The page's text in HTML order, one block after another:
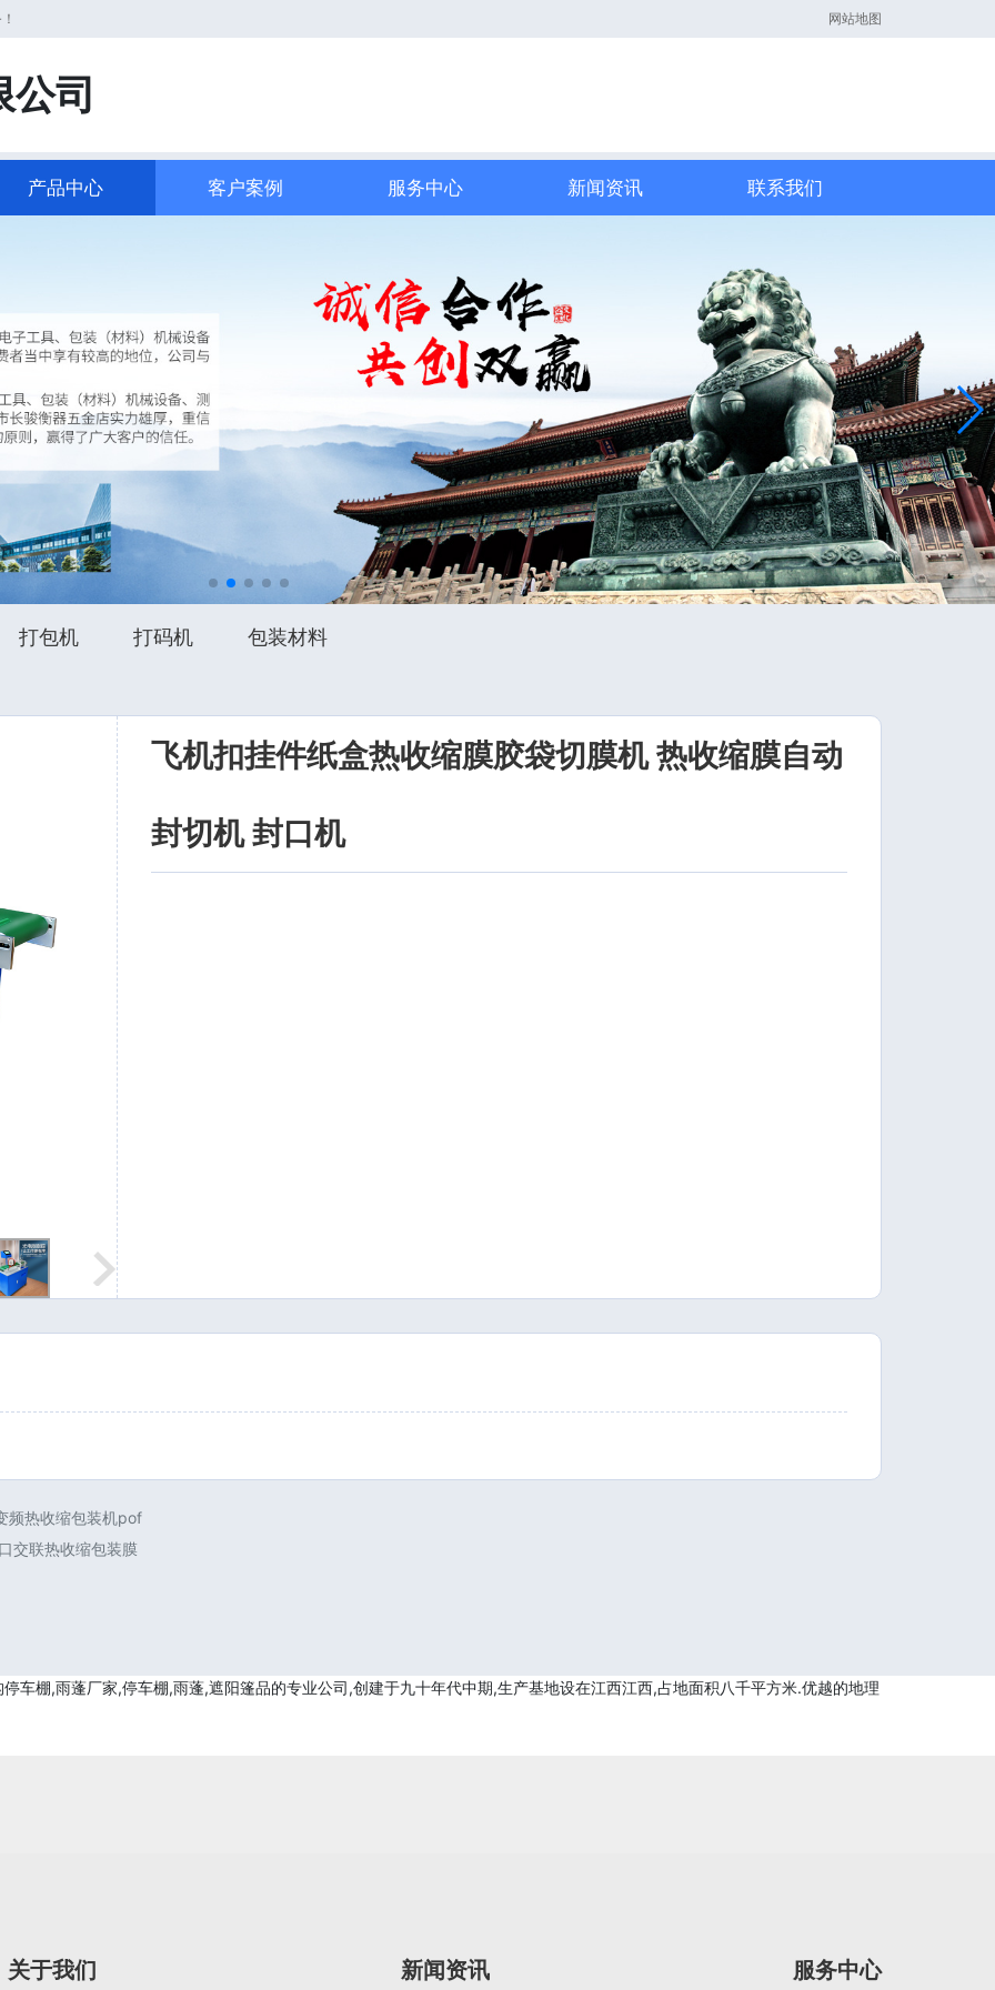
网站地图
司
产品中心 客户案例 服务中心 新闻资讯 联系我们
打包机 打码机 包装材料
飞机扣挂件纸盒热收缩膜胶袋切膜机 热收缩膜自动
封切机 封口机
频热收缩包装机pof
交联热收缩包装膜
车棚,雨蓬厂家,停车棚,雨蓬,遮阳篷品的专业公司,创建于九十年代中期,生产基地设在江西江西,占地面积八千平方米.优越的地理
关于我们 新闻资讯 服务中心